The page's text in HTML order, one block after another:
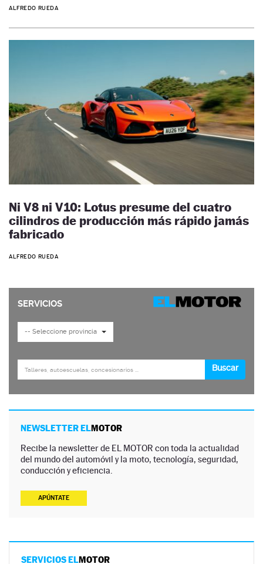
ALFREDO RUEDA
Ni V8 ni V10: Lotus presume del cuatro
cilindros de producción más rápido jamás
fabricado
ALFREDO RUEDA
NEWSLETTER ELMOTOR
Recibe la newsletter de EL MOTOR con toda la actualidad
del mundo del automóvil y la moto, tecnología, seguridad,
conducción y eficiencia.
APÚNTATE
SERVICIOS ELMOTOR